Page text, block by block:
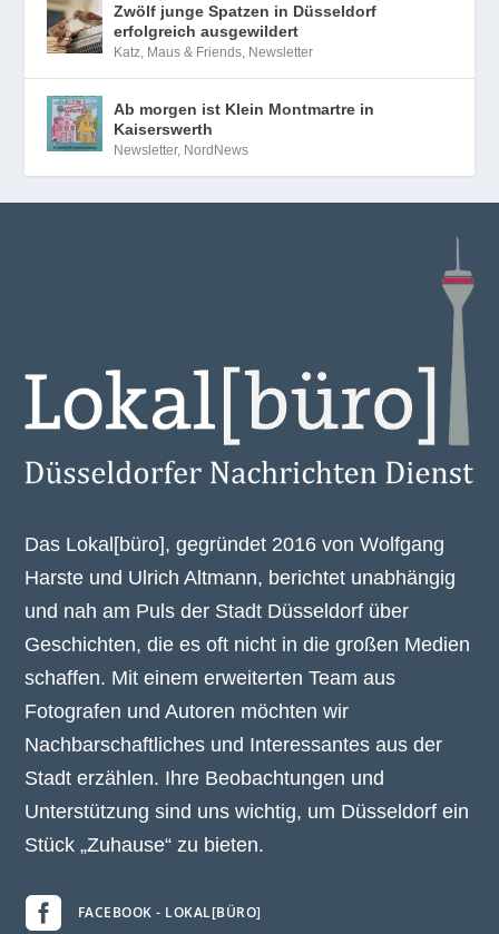
Zwölf junge Spatzen in Düsseldorf
erfolgreich ausgewildert
Katz, Maus & Friends Newsletter
Ab morgen ist Klein Montmartre in
Kaiserswerth
Newsletter, NordNews
Das Lokal[büro], gegründet 2016 von Wolfgang
Harste und Ulrich Altmann, berichtet unabhängig
und nah am Puls der Stadt Düsseldorf über
Geschichten, die es oft nicht in die großen Medien
schaffen. Mit einem erweiterten Team aus
Fotografen und Autoren möchten wir
Nachbarschaftliches und Interessantes aus der
Stadt erzählen. Ihre Beobachtungen und
Unterstützung sind uns wichtig, um Düsseldorf ein
Stück „Zuhause“ zu bieten.
 FACEBOOK - LOKAL[BÜRO]